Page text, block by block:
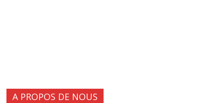
A PROPOS DE NOUS